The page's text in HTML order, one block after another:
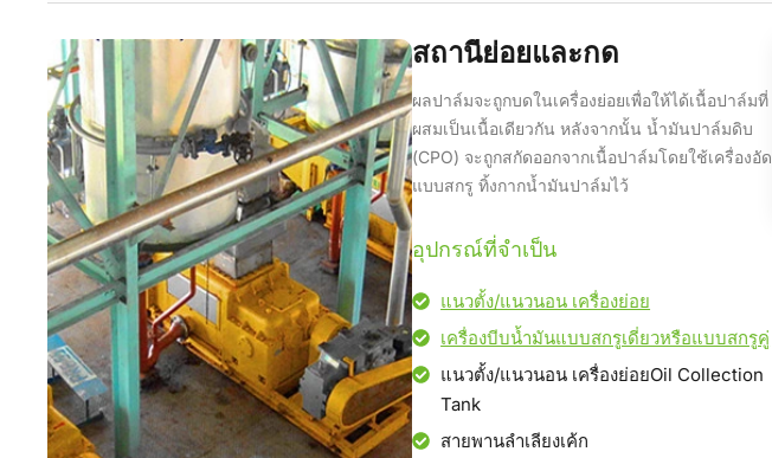
สถานีย่อยและกด
ผลปาล์มจะถูกบดในเครื่องย่อยเพื่อให้ได้เนื้อปาล์มที่
ผสมเป็นเนื้อเดียวกัน หลังจากนั้น น้ำมันปาล์มดิบ
(CPO) จะถูกสกัดออกจากเนื้อปาล์มโดยใช้เครื่องอัด
แบบสกรู ทิ้งกากน้ำมันปาล์มไว้
อุปกรณ์ที่จำเป็น
แนวตั้ง/แนวนอน เครื่องย่อย
เครื่องบีบน้ำมันแบบสกรูเดี่ยวหรือแบบสกรูคู่
แนวตั้ง/แนวนอน เครื่องย่อยOil Collection
Tank
สายพานลำเลียงเค้ก